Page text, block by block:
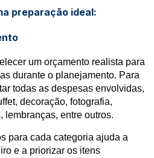
preparação ideal:
um orçamento realista para
durante o planejamento. Para
todas as despesas envolvidas,
decoração, fotografia,
lembranças, entre outros.
para cada categoria ajuda a
e a priorizar os itens